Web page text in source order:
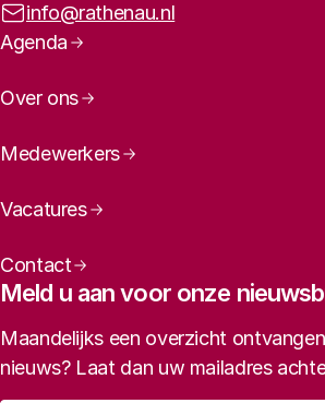
E-mailadres:
info@rathenau.nl
Paginanavigatie
Agenda
Over ons
Medewerkers
Vacatures
Contact
Meld u aan voor onze
Maandelijks een overzicht
nieuws? Laat dan uw mailadres